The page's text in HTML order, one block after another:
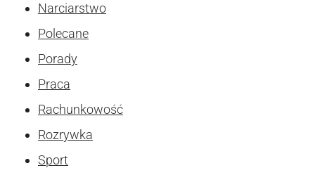
Narciarstwo
Polecane
Porady
Praca
Rachunkowość
Rozrywka
Sport